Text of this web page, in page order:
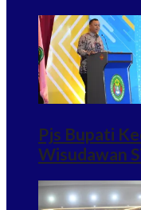
Pjs Bupati
Wisudawan